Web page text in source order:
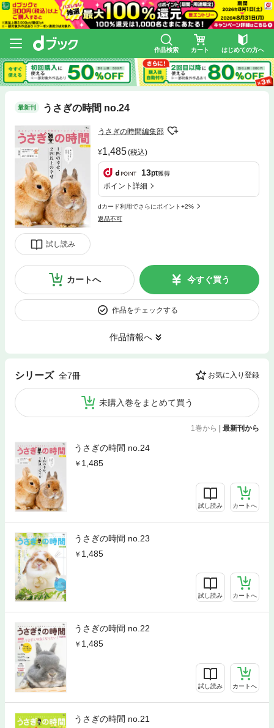
作品検索 カート はじめての方へ
最新刊 うさぎの時間 no.24
試し読み
うさぎの時間編集部
1,485(税込)
13pt獲得
ポイント詳細
dカード利用でさらにポイント+2%
返品不可
カートへ 今すぐ買う
作品をチェックする
作品情報へ
シリーズ 全7冊 お気に入り登録
未購入巻をまとめて買う
1巻から 最新刊から
うさぎの時間 no.24
1,485
試し読み カートへ
うさぎの時間 no.23
1,485
試し読み カートへ
うさぎの時間 no.22
1,485
試し読み カートへ
うさぎの時間 no.21